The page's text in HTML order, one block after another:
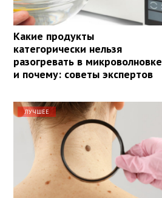
Какие продукты
категорически нельзя
разогревать в микроволновке
и почему: советы экспертов
ЛУЧШЕЕ